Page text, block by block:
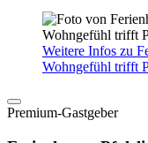
Weitere Infos zu
Wohngefühl trifft
Premium-Gastgeber